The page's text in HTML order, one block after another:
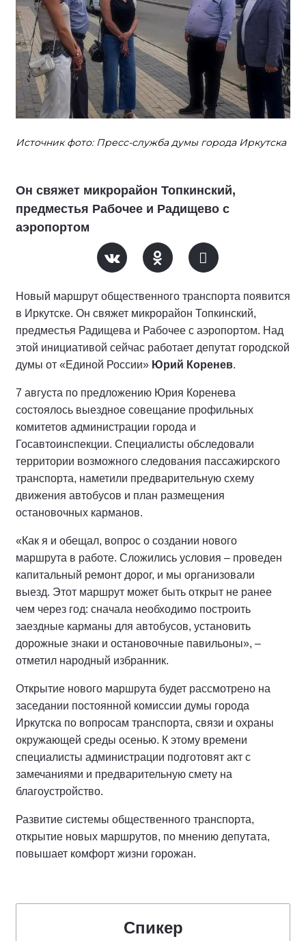
Источник фото: Пресс-служба думы города Иркутска
Он свяжет микрорайон Топкинский,
предместья Рабочее и Радищево с
аэропортом
Новый маршрут общественного транспорта появится
в Иркутске. Он свяжет микрорайон Топкинский,
предместья Радищева и Рабочее с аэропортом. Над
этой инициативой сейчас работает депутат городской
думы от «Единой России» Юрий Коренев.
7 августа по предложению Юрия Коренева
состоялось выездное совещание профильных
комитетов администрации города и
Госавтоинспекции. Специалисты обследовали
территории возможного следования пассажирского
транспорта, наметили предварительную схему
движения автобусов и план размещения
остановочных карманов.
«Как я и обещал, вопрос о создании нового
маршрута в работе. Сложились условия – проведен
капитальный ремонт дорог, и мы организовали
выезд. Этот маршрут может быть открыт не ранее
чем через год: сначала необходимо построить
заездные карманы для автобусов, установить
дорожные знаки и остановочные павильоны», –
отметил народный избранник.
Открытие нового маршрута будет рассмотрено на
заседании постоянной комиссии думы города
Иркутска по вопросам транспорта, связи и охраны
окружающей среды осенью. К этому времени
специалисты администрации подготовят акт с
замечаниями и предварительную смету на
благоустройство.
Развитие системы общественного транспорта,
открытие новых маршрутов, по мнению депутата,
повышает комфорт жизни горожан.
Спикер